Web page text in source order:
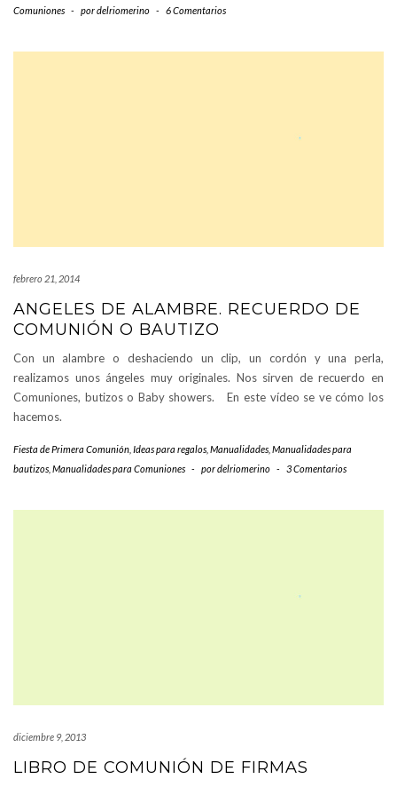
Comuniones - pordelriomerino - 6 Comentarios
febrero 21, 2014
ANGELES DE ALAMBRE. RECUERDO DE
COMUNIÓN O BAUTIZO
Con un alambre o deshaciendo un clip, un cordón y una perla,
realizamos unos ángeles muy originales. Nos sirven de recuerdo en
Comuniones, butizos o Baby showers. En este vídeo se ve cómo los
hacemos.
Fiesta de Primera Comunión Ideas para regalos Manualidades Manualidades para
bautizos Manualidades para Comuniones - pordelriomerino - 3 Comentarios
diciembre 9, 2013
LIBRO DE COMUNIÓN DE FIRMAS